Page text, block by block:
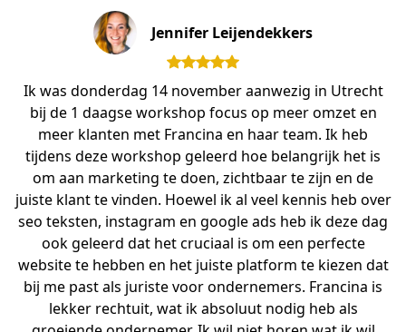
Jennifer Leijendekkers
Ik was donderdag 14 november aanwezig in Utrecht
bij de 1 daagse workshop focus op meer omzet en
meer klanten met Francina en haar team. Ik heb
tijdens deze workshop geleerd hoe belangrijk het is
om aan marketing te doen, zichtbaar te zijn en de
juiste klant te vinden. Hoewel ik al veel kennis heb over
seo teksten, instagram en google ads heb ik deze dag
ook geleerd dat het cruciaal is om een perfecte
website te hebben en het juiste platform te kiezen dat
bij me past als juriste voor ondernemers. Francina is
lekker rechtuit, wat ik absoluut nodig heb als